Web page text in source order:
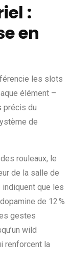
:
en
les slots
élément –
précis du
de
rouleaux, le
de la salle de
indiquent que les
de 12 %
gestes
wild
renforcent la